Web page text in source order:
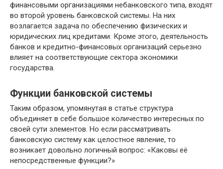
финансовыми организациями небанковского типа, входят
во второй уровень банковской системы. На них
возлагается задача по обеспечению физических и
юридических лиц кредитами. Кроме этого, деятельность
банков и кредитно-финансовых организаций серьезно
влияет на соответствующие сектора экономики
государства.
Функции банковской системы
Таким образом, упомянутая в статье структура
объединяет в себе большое количество интересных по
своей сути элементов. Но если рассматривать
банковскую систему как целостное явление, то
возникает довольно логичный вопрос: «Каковы её
непосредственные функции?»